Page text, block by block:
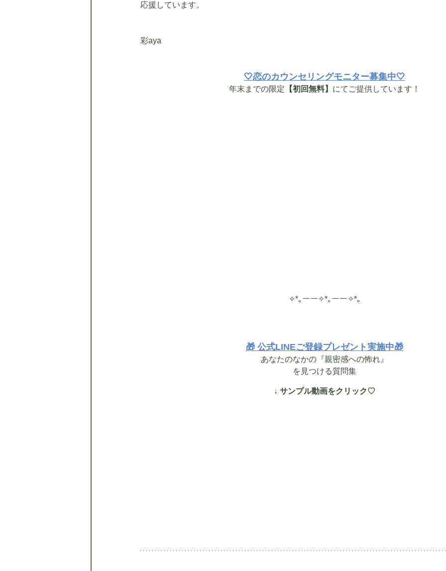
応援しています。
彩aya
🤍恋のカウンセリングモニター募集中🤍
年末までの限定 【初回無料】 にてご提供しています！
✧*｡ーー✧*｡ーー✧*｡
🎁 公式LINEご登録プレゼント実施中🎁
あなたのなかの『親密感への怖れ』
を見つける質問集
↓ サンプル動画をクリック♡